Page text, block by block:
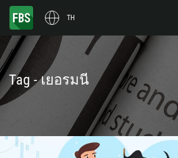
TH
Tag - เยอรมนี